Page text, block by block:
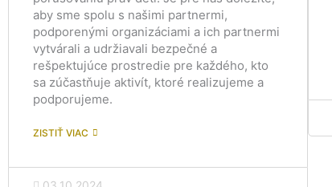
aby sme spolu s našimi partnermi,
podporenými organizáciami a ich partnermi
vytvárali a udržiavali bezpečné a
rešpektujúce prostredie pre každého, kto
sa zúčastňuje aktivít, ktoré realizujeme a
podporujeme.
ZISTIŤ VIAC